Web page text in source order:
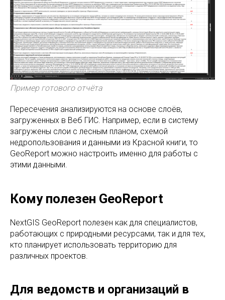
Пример готового отчёта
Пересечения анализируются на основе слоёв,
загруженных в Веб ГИС. Например, если в систему
загружены слои с лесным планом, схемой
недропользования и данными из Красной книги, то
GeoReport можно настроить именно для работы с
этими данными.
Кому полезен GeoReport
NextGIS GeoReport полезен как для специалистов,
работающих с природными ресурсами, так и для тех,
кто планирует использовать территорию для
различных проектов.
Для ведомств и организаций в